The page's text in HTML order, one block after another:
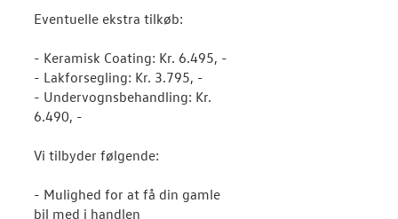
Eventuelle ekstra tilkøb:
- Keramisk Coating: Kr. 6.495, -
- Lakforsegling: Kr. 3.795, -
- Undervognsbehandling: Kr.
6.490, -
Vi tilbyder følgende:
- Mulighed for at få din gamle
bil med i handlen